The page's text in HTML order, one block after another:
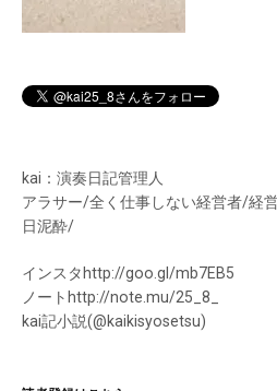
kai：演奏日記管理人
アラサー/全く仕事しない経営者/経
日泥酔/
インスタhttp://goo.gl/mb7EB5
ノートhttp://note.mu/25_8_
kai記小説(@kaikisyosetsu)